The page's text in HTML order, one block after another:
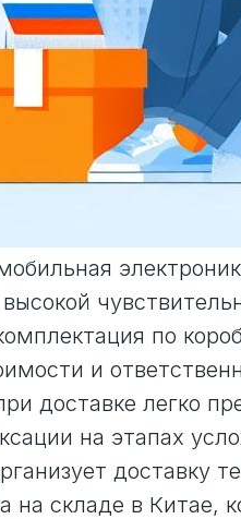
по
и
доставке легко
на этапах
доставку
на складе в Китае,